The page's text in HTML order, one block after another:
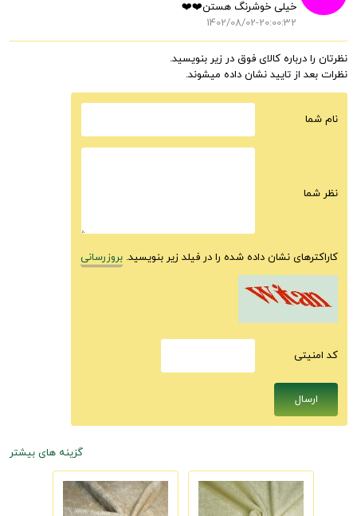
خیلی خوشرنگ هستن❤️❤️
1402/08/02-20:00:32
نظرتان را درباره کالای فوق در زیر بنویسید.
نظرات بعد از تایید نشان داده میشوند.
نام شما
نظر شما
کاراکترهای نشان داده شده را در فیلد زیر بنویسید. بروزرسانی
كد امنيتى
گزینه های بیشتر